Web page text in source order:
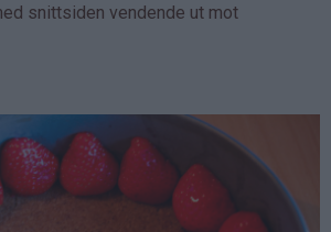
snittsiden vendende ut mot